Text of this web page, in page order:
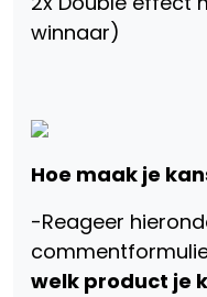
winnaar)
Hoe maak je
-Reageer
welk product je